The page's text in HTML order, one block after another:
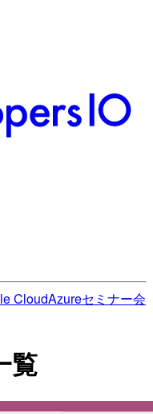
CloudAzureセミナー会
覧